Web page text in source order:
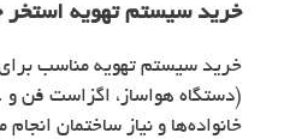
خرید سیستم تهویه استخر
خرید سیستم تهویه مناسب
(دستگاه هواساز، اگزاست فن و
خانواده‌ها و نیاز ساختمان